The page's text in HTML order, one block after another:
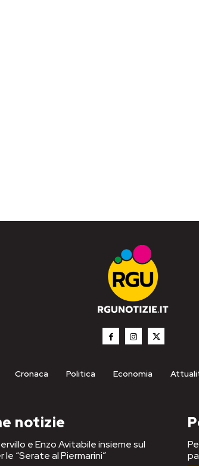
Cronaca Politica Economia
notizie
e Enzo Avitabile insieme sul
le “Serate al Piermarini”